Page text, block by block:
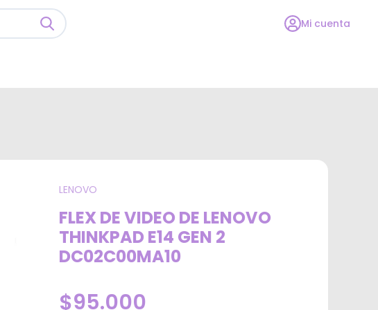
Mi cuenta
LENOVO
FLEX DE VIDEO DE LENOVO
THINKPAD E14 GEN 2
DC02C00MA10
$95.000